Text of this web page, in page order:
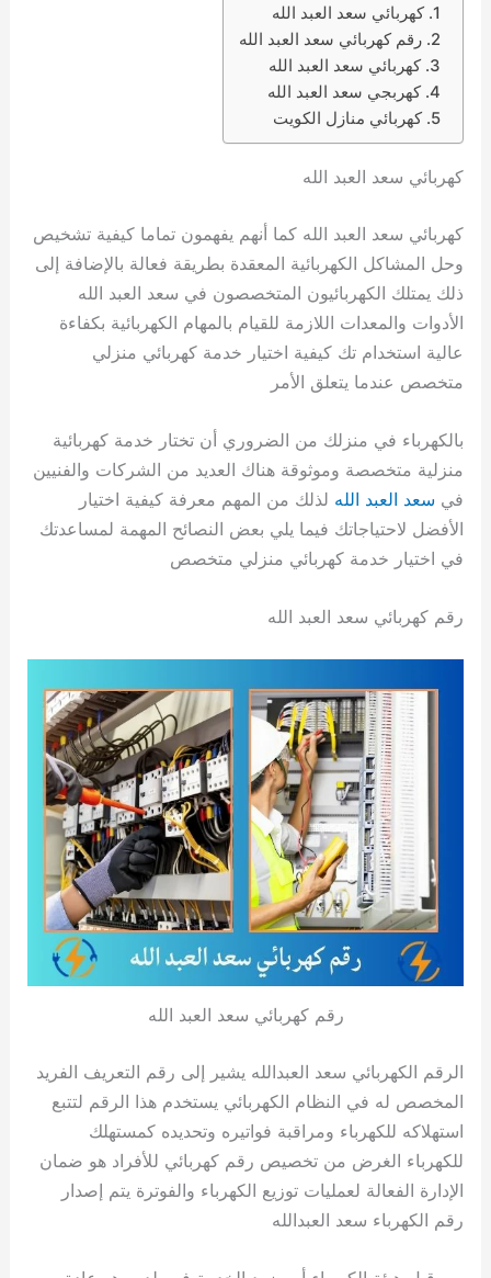
كهربائي سعد العبد الله
رقم كهربائي سعد العبد الله
كهربائي سعد العبد الله
كهربجي سعد العبد الله
كهربائي منازل الكويت
كهربائي سعد العبد الله
كهربائي سعد العبد الله كما أنهم يفهمون تماما كيفية تشخيص
وحل المشاكل الكهربائية المعقدة بطريقة فعالة بالإضافة إلى
ذلك يمتلك الكهربائيون المتخصصون في سعد العبد الله
الأدوات والمعدات اللازمة للقيام بالمهام الكهربائية بكفاءة
عالية استخدام تك كيفية اختيار خدمة كهربائي منزلي
متخصص عندما يتعلق الأمر
بالكهرباء في منزلك من الضروري أن تختار خدمة كهربائية
منزلية متخصصة وموثوقة هناك العديد من الشركات والفنيين
في سعد العبد الله لذلك من المهم معرفة كيفية اختيار
الأفضل لاحتياجاتك فيما يلي بعض النصائح المهمة لمساعدتك
في اختيار خدمة كهربائي منزلي متخصص
رقم كهربائي سعد العبد الله
رقم كهربائي سعد العبد الله
الرقم الكهربائي سعد العبدالله يشير إلى رقم التعريف الفريد
المخصص له في النظام الكهربائي يستخدم هذا الرقم لتتبع
استهلاكه للكهرباء ومراقبة فواتيره وتحديده كمستهلك
للكهرباء الغرض من تخصيص رقم كهربائي للأفراد هو ضمان
الإدارة الفعالة لعمليات توزيع الكهرباء والفوترة يتم إصدار
رقم الكهرباء سعد العبدالله